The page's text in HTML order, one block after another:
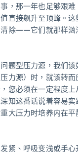
，那一年也足够艰
直接飙升至顶峰。
除——它们就那样汹
题型压力源，我们
力源）时，就该转
您必须在一定程度
知这番话说着容易
大压力时培养内在
发紧、呼吸变浅或手